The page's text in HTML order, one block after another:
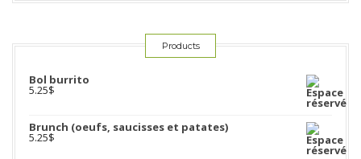
Products
Bol burrito
5.25$
Brunch (oeufs, saucisses et patates)
5.25$